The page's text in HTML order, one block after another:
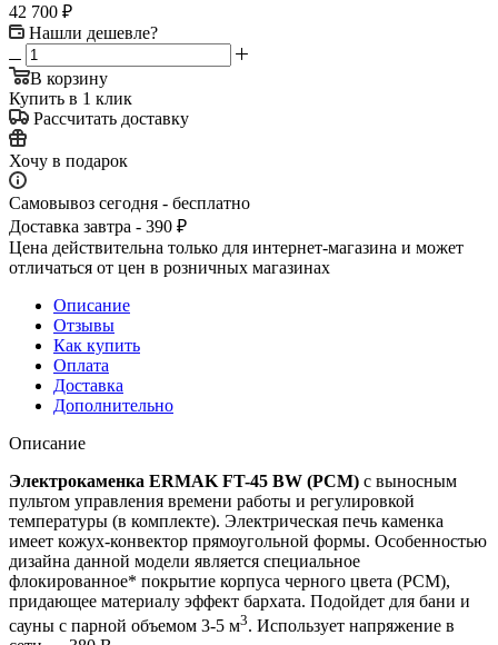
42 700 ₽
Нашли дешевле?
В корзину
Купить в 1 клик
Рассчитать доставку
Хочу в подарок
Самовывоз сегодня - бесплатно
Доставка завтра - 390 ₽
Цена действительна только для интернет-магазина и может
отличаться от цен в розничных магазинах
Описание
Отзывы
Как купить
Оплата
Доставка
Дополнительно
Описание
Электрокаменка ERMAK FT-45 BW (PCM) с выносным
пультом управления времени работы и регулировкой
температуры (в комплекте). Электрическая печь каменка
имеет кожух-конвектор прямоугольной формы. Особенностью
дизайна данной модели является специальное
флокированное* покрытие корпуса черного цвета (PCM),
придающее материалу эффект бархата. Подойдет для бани и
сауны с парной объемом 3-5 м3. Использует напряжение в